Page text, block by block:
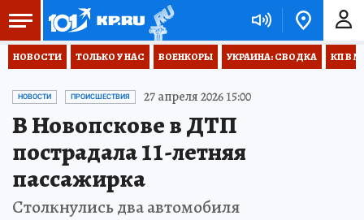
НОВОСТИ ТОЛЬКО У НАС ВОЕНКОРЫ УКРАИНА: СВОДКА КП В
НОВОСТИ ПРОИСШЕСТВИЯ 27 апреля 2026 15:00
В Новопскове в ДТП
пострадала 11-летняя
пассажирка
Столкнулись два автомобиля